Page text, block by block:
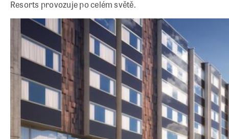
Resorts provozuje po celém světě.